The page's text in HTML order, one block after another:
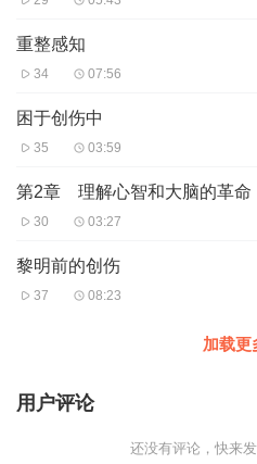
重整感知
34 07:56
困于创伤中
35 03:59
第2章 理解心智和大脑的革命
30 03:27
黎明前的创伤
37 08:23
加载更
用户评论
还没有评论，快来